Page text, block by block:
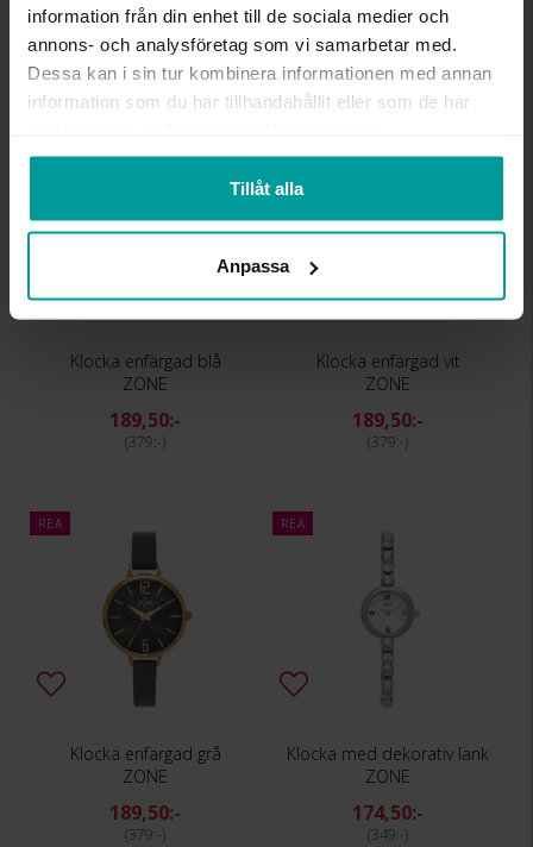
information från din enhet till de sociala medier och
annons- och analysföretag som vi samarbetar med.
Dessa kan i sin tur kombinera informationen med annan
information som du har tillhandahållit eller som de har
Tillåt alla
Anpassa
189,50:-
379:-
189,50:-
379:-
Klocka enfärgad blå
ZONE
189,50:-
379:-
Klocka enfärgad vit
ZONE
189,50:-
379:-
REA
Klocka enfärgad grå
ZONE
189,50:-
379:-
REA
Klocka med dekorativ länk
ZONE
174,50:-
349:-